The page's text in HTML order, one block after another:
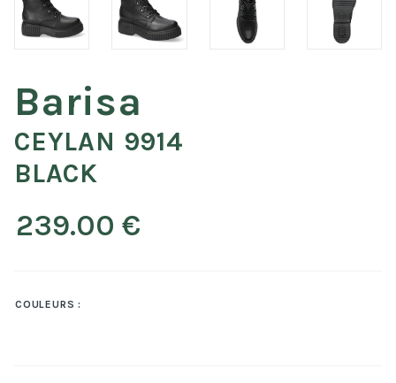
Barisa
CEYLAN 9914
BLACK
COULEURS :